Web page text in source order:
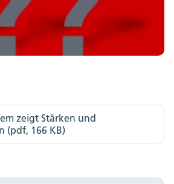
zeigt Stärken und
(pdf, 166 KB)